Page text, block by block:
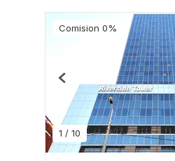
Comision 0%
1 / 10
Previous